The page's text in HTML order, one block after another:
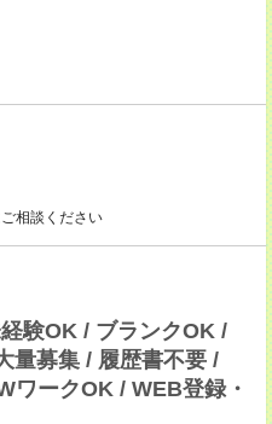
相談ください
験OK / ブランクOK /
量募集 / 履歴書不要 /
ワークOK / WEB登録・